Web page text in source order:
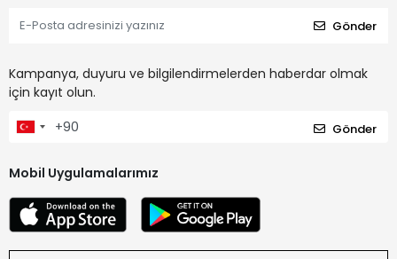
Gönder
Kampanya, duyuru ve bilgilendirmelerden haberdar olmak
için kayıt olun.
Gönder
Mobil Uygulamalarımız